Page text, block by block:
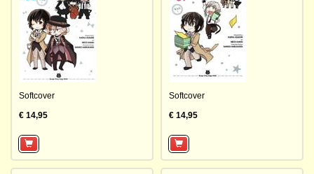
Softcover
€ 14,95
Softcover
€ 14,95